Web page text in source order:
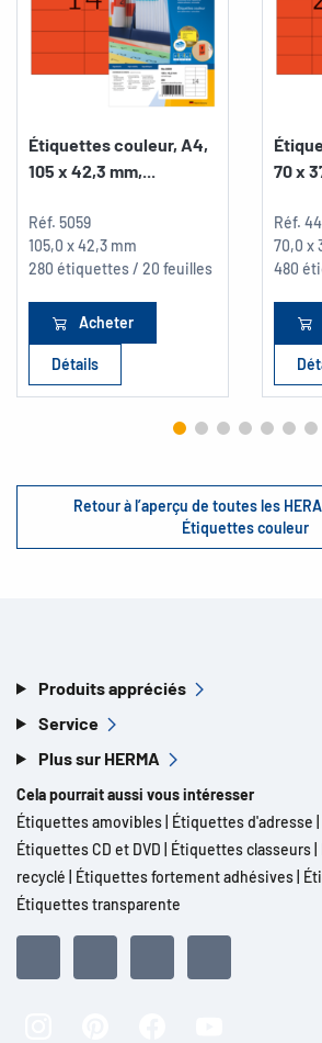
Étiquettes couleur, A4,
105 x 42,3 mm,...
Réf. 5059
105,0 x 42,3 mm
280 étiquettes / 20 feuilles
Acheter
Détails
70 x
Réf.
70,0 x
480
Retour à l’aperçu de toutes les
Étiquettes couleur
Produits appréciés
Service
Plus sur HERMA
Cela pourrait aussi vous intéresser
Étiquettes amovibles Étiquettes d'adresse
Étiquettes CD et DVD
Étiquettes classeurs
recyclé
Étiquettes fortement adhésives
Étiquettes transparente